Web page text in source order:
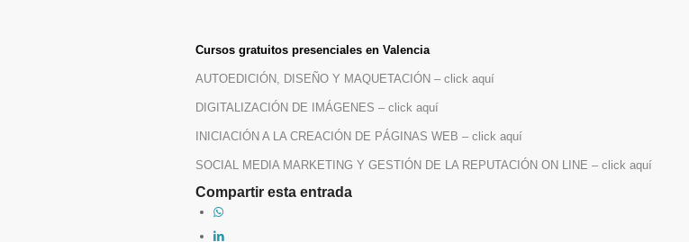
Cursos gratuitos presenciales en Valencia
AUTOEDICIÓN, DISEÑO Y MAQUETACIÓN – click aquí
DIGITALIZACIÓN DE IMÁGENES – click aquí
INICIACIÓN A LA CREACIÓN DE PÁGINAS WEB – click aquí
SOCIAL MEDIA MARKETING Y GESTIÓN DE LA REPUTACIÓN ON LINE – click aquí
Compartir esta entrada